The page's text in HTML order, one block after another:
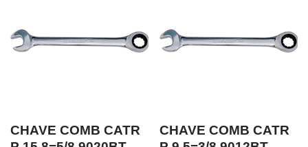
CHAVE COMB CATR
CHAVE COMB CATR